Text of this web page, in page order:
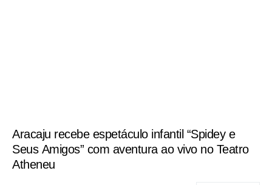
Aracaju recebe espetáculo infantil “Spidey e
Seus Amigos” com aventura ao vivo no Teatro
Atheneu